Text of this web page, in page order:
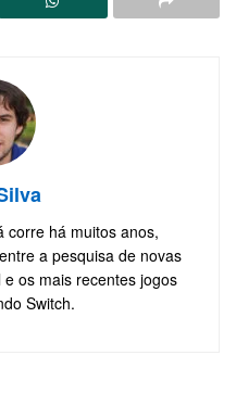
corre há muitos anos,
a pesquisa de novas
os mais recentes jogos
Switch.